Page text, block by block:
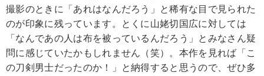
撮影のときに「あれはなんだろう」と稀有な目で見られた
のが印象に残っています。とくに山姥切国広に対しては
「なんであの人は布を被っているんだろう」とみなさん疑
問に感じていたかもしれません（笑）。本作を見れば「こ
の刀剣男士だったのか！」と納得すると思うので、ぜひ多